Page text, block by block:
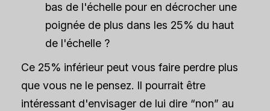
bas de l'échelle pour en décrocher une
poignée de plus dans les 25% du haut
de l'échelle ?
Ce 25% inférieur peut vous faire perdre plus
que vous ne le pensez. Il pourrait être
intéressant d'envisager de lui dire “non” au